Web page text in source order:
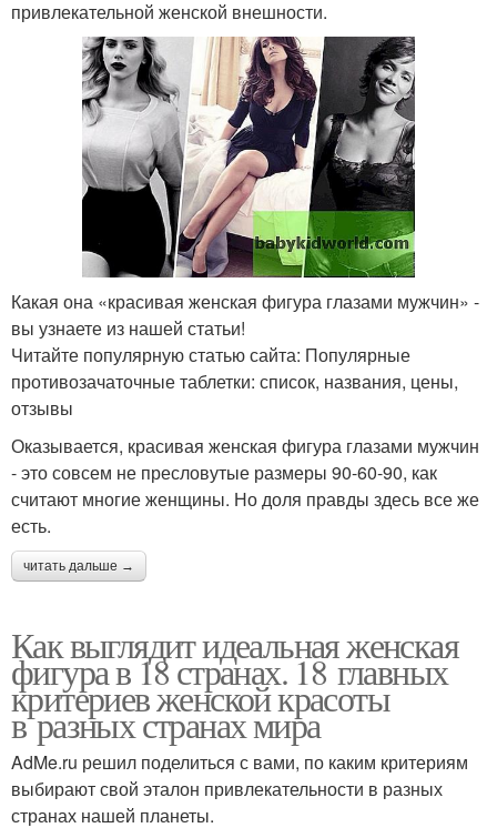
привлекательной женской внешности.
Какая она «красивая женская фигура глазами мужчин» -
вы узнаете из нашей статьи!
Читайте популярную статью сайта: Популярные
противозачаточные таблетки: список, названия, цены,
отзывы
Оказывается, красивая женская фигура глазами мужчин
- это совсем не пресловутые размеры 90-60-90, как
считают многие женщины. Но доля правды здесь все же
есть.
читать дальше →
Как выглядит идеальная женская
фигура в 18 странах. 18 главных
критериев женской красоты
в разных странах мира
AdMe.ru решил поделиться с вами, по каким критериям
выбирают свой эталон привлекательности в разных
странах нашей планеты.